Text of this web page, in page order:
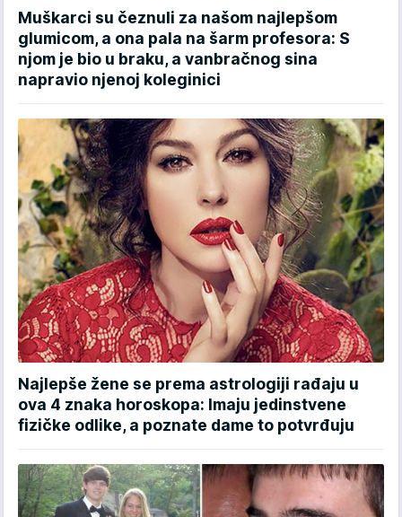
Muškarci su čeznuli za našom najlepšom
glumicom, a ona pala na šarm profesora: S
njom je bio u braku, a vanbračnog sina
napravio njenoj koleginici
Najlepše žene se prema astrologiji rađaju u
ova 4 znaka horoskopa: Imaju jedinstvene
fizičke odlike, a poznate dame to potvrđuju